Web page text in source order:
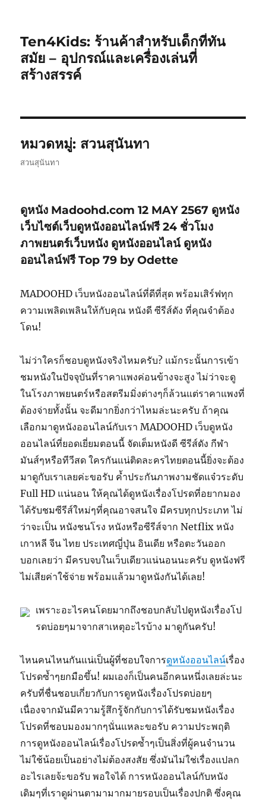
Ten4Kids: ร้านค้าสำหรับเด็กที่ทัน
สมัย – อุปกรณ์และเครื่องเล่นที่
สร้างสรรค์
หมวดหมู่: สวนสุนันทา
สวนสุนันทา
ดูหนัง Madoohd.com 12 MAY 2567 ดูหนัง
เว็บไซต์เว็บดูหนังออนไลน์ฟรี 24 ชั่วโมง
ภาพยนตร์เว็บหนัง ดูหนังออนไลน์ ดูหนัง
ออนไลน์ฟรี Top 79 by Odette
MADOOHD เว็บหนังออนไลน์ที่ดีที่สุด พร้อมเสิร์ฟทุก
ความเพลิดเพลินให้กับคุณ หนังดี ซีรีส์ดัง ที่คุณจำต้อง
โดน!
ไม่ว่าใครก็ชอบดูหนังจริงไหมครับ? แม้กระนั้นการเข้า
ชมหนังในปัจจุบันที่ราคาแพงค่อนข้างจะสูง ไม่ว่าจะดู
ในโรงภาพยนตร์หรือสตรีมมิ่งต่างๆก็ล้วนแต่ราคาแพงที่
ต้องจ่ายทั้งนั้น จะดีมากยิ่งกว่าไหมล่ะนะครับ ถ้าคุณ
เลือกมาดูหนังออนไลน์กับเรา MADOOHD เว็บดูหนัง
ออนไลน์ที่ยอดเยี่ยมตอนนี้ จัดเต็มหนังดี ซีรีส์ดัง กีฬา
มันส์ๆหรือทีวีสด ใครกันแน่ติดละครไทยตอนนี้ยิ่งจะต้อง
มาดูกับเราเลยค่ะขอรับ ค้ำประกันภาพงามชัดแจ๋วระดับ
Full HD แน่นอน ให้คุณได้ดูหนังเรื่องโปรดที่อยากมอง
ได้รับชมซีรีส์ใหม่ๆที่คุณอาจสนใจ มีครบทุกประเภท ไม่
ว่าจะเป็น หนังชนโรง หนังหรือซีรีส์จาก Netflix หนัง
เกาหลี จีน ไทย ประเทศญี่ปุ่น อินเดีย หรือตะวันออก
บอกเลยว่า มีครบจบในเว็บเดียวแน่นอนนะครับ ดูหนังฟรี
ไม่เสียค่าใช้จ่าย พร้อมแล้วมาดูหนังกันได้เลย!
เพราะอะไรคนโดยมากถึงชอบกลับไปดูหนังเรื่องโป
รดบ่อยๆมาจากสาเหตุอะไรบ้าง มาดูกันครับ!
ไหนคนไหนกันแน่เป็นผู้ที่ชอบใจการดูหนังออนไลน์เรื่อง
โปรดซ้ำๆยกมือขึ้น! ผมเองก็เป็นคนอีกคนหนึ่งเลยล่ะนะ
ครับที่ชื่นชอบเกี่ยวกับการดูหนังเรื่องโปรดบ่อยๆ
เนื่องจากมันมีความรู้สึกรู้จักกับการได้รับชมหนังเรื่อง
โปรดที่ชอบมองมากๆนั่นแหละขอรับ ความประพฤติ
การดูหนังออนไลน์เรื่องโปรดซ้ำๆเป็นสิ่งที่ผู้คนจำนวน
ไม่ใช้น้อยเป็นอย่างไม่ต้องสงสัย ซึ่งมันไม่ใช่เรื่องแปลก
อะไรเลยจ้ะขอรับ พอใจได้ การหนังออนไลน์กับหนัง
เดิมๆที่เราดูผ่านตามามากมายรอบเป็นเรื่องปกติ ซึ่งคุณ